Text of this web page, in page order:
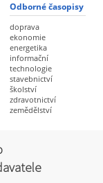
Odborné časopisy
doprava
ekonomie
energetika
informační
technologie
stavebnictví
školství
zdravotnictví
zemědělství